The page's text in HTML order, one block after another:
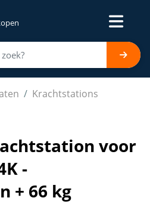
Krachtstations
voor Thuis HS-1044K -
voor
-
+ 66 kg